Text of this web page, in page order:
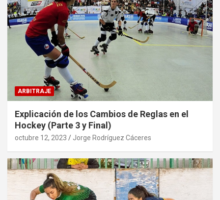
ARBITRAJE
Explicación de los Cambios de Reglas en el
Hockey (Parte 3 y Final)
octubre 12, 2023 Jorge Rodríguez Cáceres